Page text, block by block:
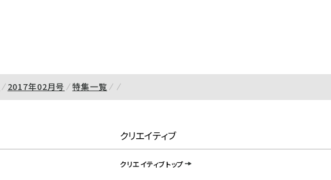
2017年02月号 特集一覧
クリエイティブ
クリエイティブトップ